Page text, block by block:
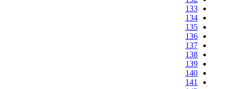
133
134
135
136
137
138
139
140
141